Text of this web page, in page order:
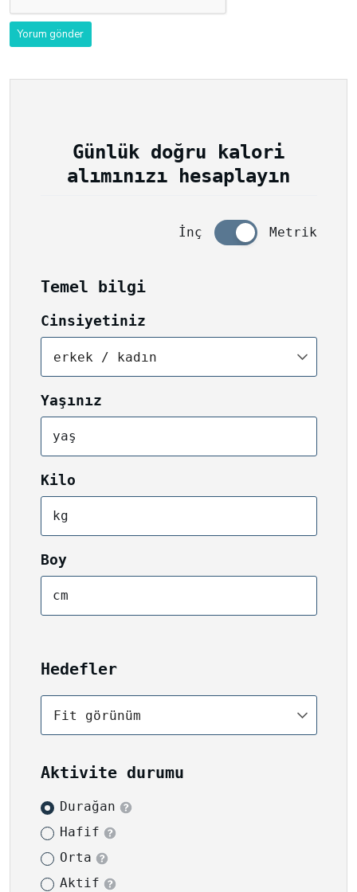
Günlük doğru kalori
alımınızı hesaplayın
İnç Metrik
Temel bilgi
Cinsiyetiniz
erkek / kadın
Yaşınız
yaş
Kilo
kg
Boy
cm
Hedefler
Fit görünüm
Aktivite durumu
Durağan
Hafif
Orta
Aktif